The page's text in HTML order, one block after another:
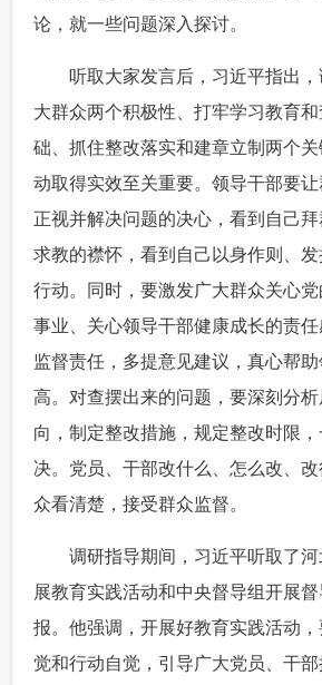
论，就一些问题深入探讨。
听取大家发言后，习近平指出，
大群众两个积极性、打牢学习教育
础、抓住整改落实和建章立制两个
动取得实效至关重要。领导干部要
正视并解决问题的决心，看到自己
求教的襟怀，看到自己以身作则、
行动。同时，要激发广大群众关心
事业、关心领导干部健康成长的责
监督责任，多提意见建议，真心帮
高。对查摆出来的问题，要深刻分
向，制定整改措施，规定整改时限
决。党员、干部改什么、怎么改、
众看清楚，接受群众监督。
调研指导期间，习近平听取了河
展教育实践活动和中央督导组开展
报。他强调，开展好教育实践活动
觉和行动自觉，引导广大党员、干